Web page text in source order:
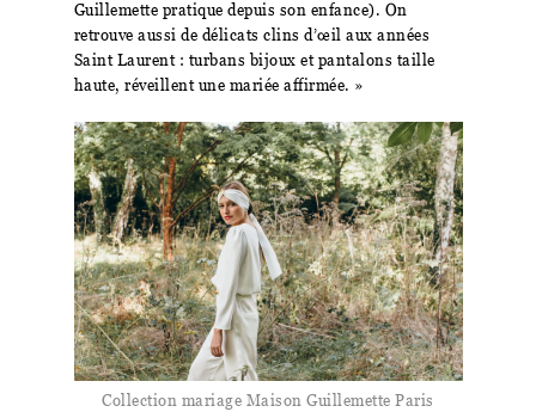
Guillemette pratique depuis son enfance). On
retrouve aussi de délicats clins d’œil aux années
Saint Laurent : turbans bijoux et pantalons taille
haute, réveillent une mariée affirmée. »
Collection mariage Maison Guillemette Paris